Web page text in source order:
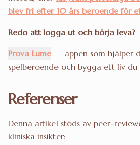
blev fri efter 10 års beroende för
Redo att logga ut och börja leva?
Prova Lume — appen som hjälper
spelberoende och bygga ett liv
Referenser
Denna artikel stöds av peer-
kliniska insikter: